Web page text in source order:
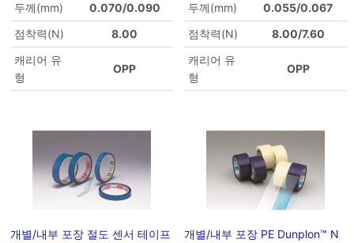
두께(mm)
0.070/0.090
점착력(N)
8.00
캐리어 유
형
OPP
두께(mm)
0.055/0.067
점착력(N)
8.00/7.60
캐리어 유
형
OPP
개별/내부 포장 절도 센서 테이프
개별/내부 포장 PE Dunplon™ N